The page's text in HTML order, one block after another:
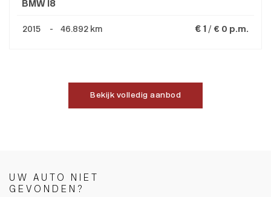
BMW I8
2015 - 46.892 km € 1 / € 0 p.m.
Bekijk volledig aanbod
UW AUTO NIET
GEVONDEN?